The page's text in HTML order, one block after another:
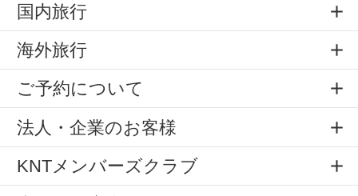
国内旅行
海外旅行
ご予約について
法人・企業のお客様
KNTメンバーズクラブ